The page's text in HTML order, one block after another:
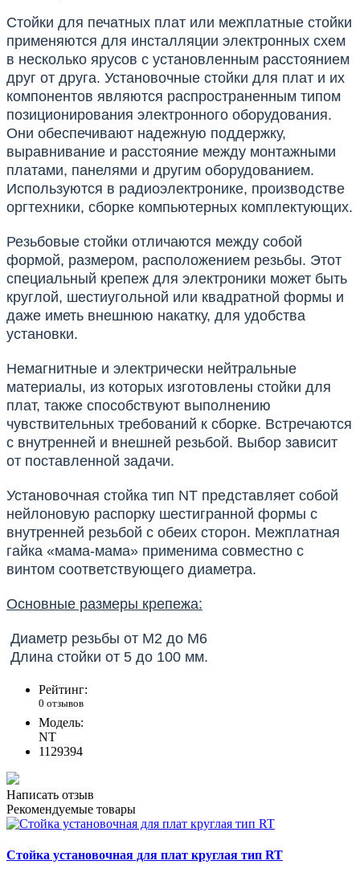
Стойки для печатных плат или межплатные стойки
применяются для инсталляции электронных схем
в несколько ярусов с установленным расстоянием
друг от друга. Установочные стойки для плат и их
компонентов являются распространенным типом
позиционирования электронного оборудования.
Они обеспечивают надежную поддержку,
выравнивание и расстояние между монтажными
платами, панелями и другим оборудованием.
Используются в радиоэлектронике, производстве
оргтехники, сборке компьютерных комплектующих.
Резьбовые стойки отличаются между собой
формой, размером, расположением резьбы. Этот
специальный крепеж для электроники может быть
круглой, шестиугольной или квадратной формы и
даже иметь внешнюю накатку, для удобства
установки.
Немагнитные и электрически нейтральные
материалы, из которых изготовлены стойки для
плат, также способствуют выполнению
чувствительных требований к сборке. Встречаются
с внутренней и внешней резьбой. Выбор зависит
от поставленной задачи.
Установочная стойка тип NT представляет собой
нейлоновую распорку шестигранной формы с
внутренней резьбой с обеих сторон. Межплатная
гайка «мама-мама» применима совместно с
винтом соответствующего диаметра.
Основные размеры крепежа:
Диаметр резьбы от M2 до M6
Длина стойки от 5 до 100 мм.
Рейтинг:
0 отзывов
Модель:
NT
1129394
Написать отзыв
Рекомендуемые товары
Стойка установочная для плат круглая тип RT